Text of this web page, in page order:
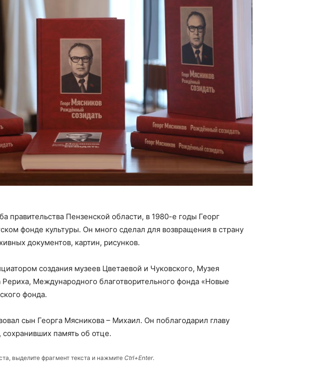
правительства Пензенской области, в 1980-е годы Георг
фонде культуры. Он много сделал для возвращения в страну
документов, картин, рисунков.
создания музеев Цветаевой и Чуковского, Музея
Международного благотворительного фонда «Новые
фонда.
сын Георга Мясникова – Михаил. Он поблагодарил главу
память об отце.
выделите фрагмент текста и нажмите Ctrl+Enter.